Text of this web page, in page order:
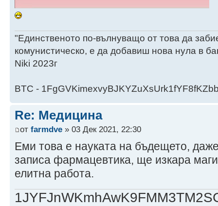
"Единственото по-вълнуващо от това да
комунистическо, е да добавиш нова нула в
Niki 2023г
BTC -
Re: Медицина
от farmdve » 03 Дек 2021, 22:30
Еми това е науката на бъдещето,
записа фармацевтика, ще изкара
елитна работа.